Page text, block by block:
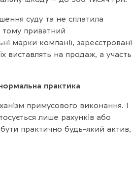
суду та не сплатила
приватний
марки компанії, зареєстровані
виставлять на продаж, а участь
практика
примусового виконання. І
лише рахунків або
практично будь-який актив,